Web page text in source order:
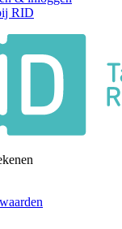
RID